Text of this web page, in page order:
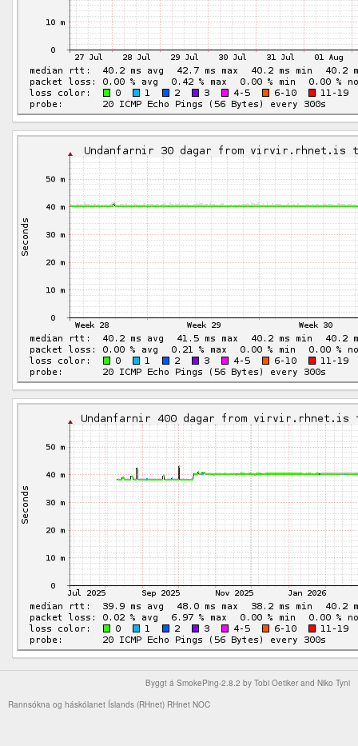
Byggt á SmokePing-2.8.2 by Tobi Oetiker and Niko Tyni
Rannsókna og háskólanet Íslands (RHnet) RHnet NOC